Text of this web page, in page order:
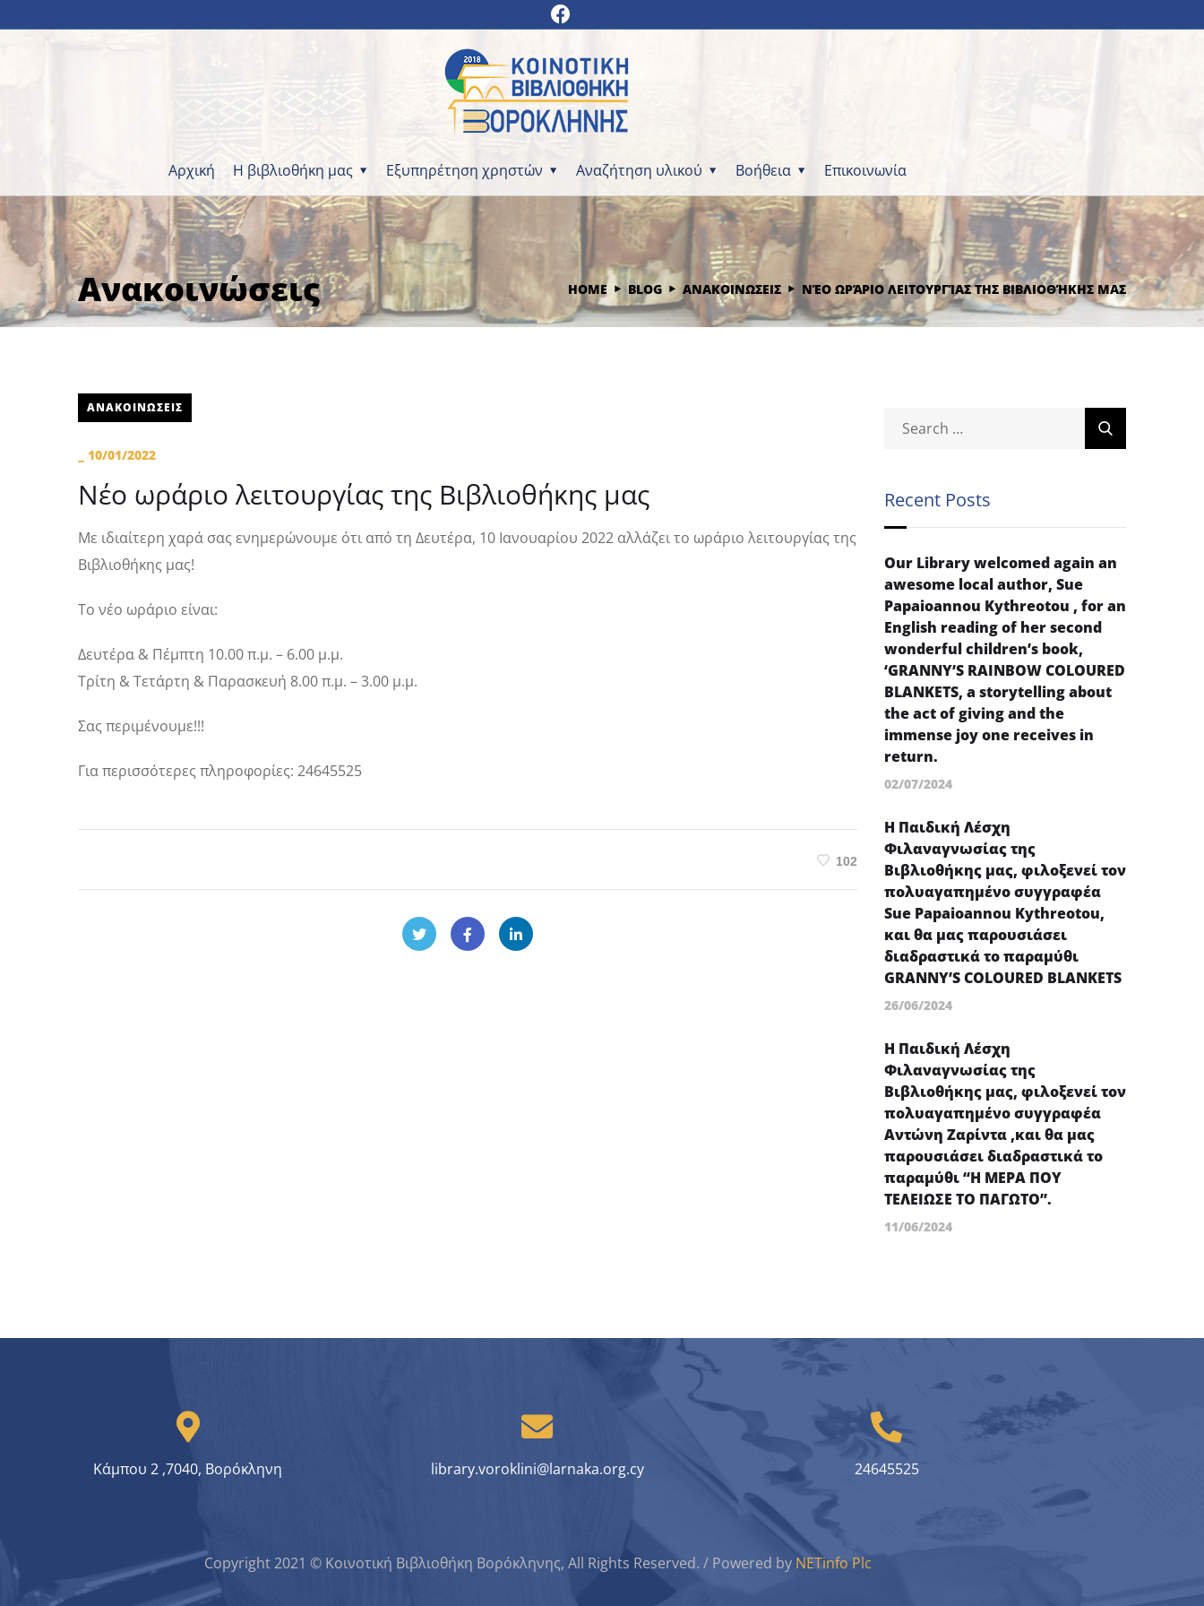
Αρχική Η βιβλιοθήκη μας Εξυπηρέτηση χρηστών Αναζήτηση υλικού Βοήθεια Επικοινωνία
Ανακοινώσεις HOME BLOG ΑΝΑΚΟΙΝΩΣΕΙΣ ΝΈΟ ΩΡΆΡΙΟ ΛΕΙΤΟΥΡΓΊΑΣ ΤΗΣ ΒΙΒΛΙΟΘΉΚΗΣ ΜΑΣ
ΑΝΑΚΟΙΝΩΣΕΙΣ
10/01/2022
Νέο ωράριο λειτουργίας της Βιβλιοθήκης μας
Με ιδιαίτερη χαρά σας ενημερώνουμε ότι από τη Δευτέρα, 10 Ιανουαρίου 2022 αλλάζει το ωράριο λειτουργίας της
Βιβλιοθήκης μας!
Το νέο ωράριο είναι:
Δευτέρα & Πέμπτη 10.00 π.μ. – 6.00 μ.μ.
Τρίτη & Τετάρτη & Παρασκευή 8.00 π.μ. – 3.00 μ.μ.
Σας περιμένουμε!!!
Για περισσότερες πληροφορίες: 24645525
102
Recent Posts
Our Library welcomed again an
awesome local author, Sue
Papaioannou Kythreotou , for an
English reading of her second
wonderful children’s book,
‘GRANNY’S RAINBOW COLOURED
BLANKETS, a storytelling about
the act of giving and the
immense joy one receives in
return.
02/07/2024
Η Παιδική Λέσχη
Φιλαναγνωσίας της
Βιβλιοθήκης μας, φιλοξενεί τον
πολυαγαπημένο συγγραφέα
Sue Papaioannou Kythreotou,
και θα μας παρουσιάσει
διαδραστικά το παραμύθι
GRANNY’S COLOURED BLANKETS
26/06/2024
Η Παιδική Λέσχη
Φιλαναγνωσίας της
Βιβλιοθήκης μας, φιλοξενεί τον
πολυαγαπημένο συγγραφέα
Αντώνη Ζαρίντα ,και θα μας
παρουσιάσει διαδραστικά το
παραμύθι “Η ΜΕΡΑ ΠΟΥ
ΤΕΛΕΙΩΣΕ ΤΟ ΠΑΓΩΤΟ”.
11/06/2024
Κάμπου 2 ,7040, Βορόκληνη library.voroklini@larnaka.org.cy 24645525
Copyright 2021 © Κοινοτική Βιβλιοθήκη Βορόκληνης, All Rights Reserved. / Powered by NETinfo Plc